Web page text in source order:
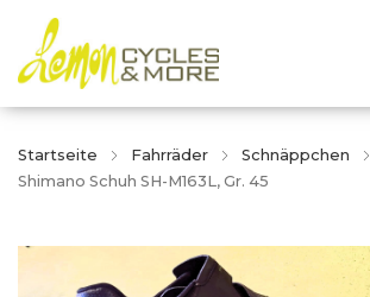
Startseite Fahrräder
Schnäppchen
Shimano Schuh SH-M163L, Gr. 45